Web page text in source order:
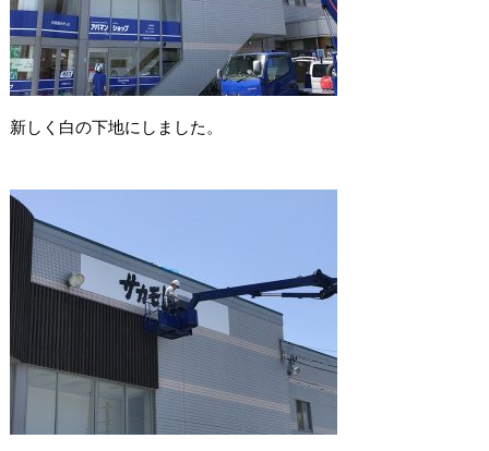
新しく白の下地にしました。